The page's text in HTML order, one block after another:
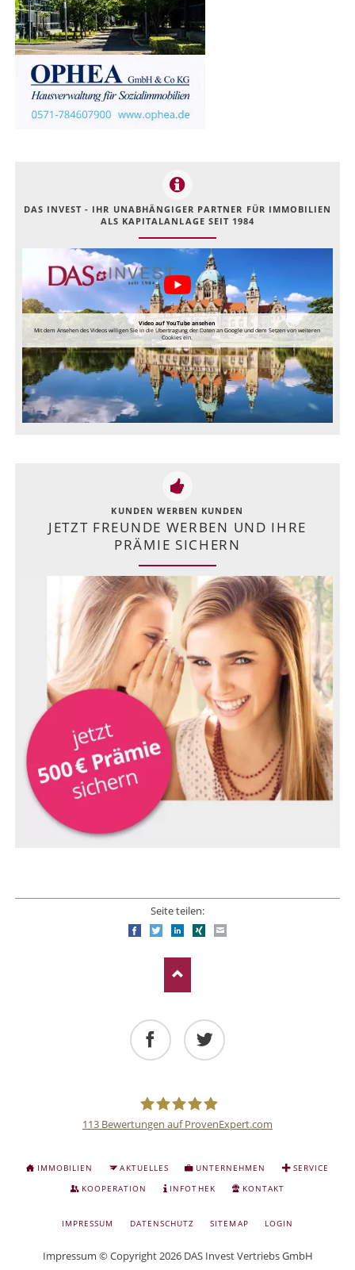
DAS INVEST - IHR UNABHÄNGIGER PARTNER FÜR IMMOBILIEN
ALS KAPITALANLAGE SEIT 1984
Video auf YouTube ansehen
Mit dem Ansehen des Videos willigen Sie in die Übertragung der Daten an Google und dem Setzen von weiteren
Cookies ein.
KUNDEN WERBEN KUNDEN
JETZT FREUNDE WERBEN UND IHRE
PRÄMIE SICHERN
Seite teilen:
FacebookTwitterLinkedIn
Xing
Anlage
und
113 Bewertungen auf ProvenExpert.com
NAVIGATION
ÜBERSPRINGEN
IMMOBILIEN AKTUELLES UNTERNEHMEN
SERVICE
KOOPERATION
INFOTHEK KONTAKT
NAVIGATION
IMPRESSUM DATENSCHUTZ SITEMAP LOGIN
Impressum © Copyright 2026 DAS Invest Vertriebs GmbH